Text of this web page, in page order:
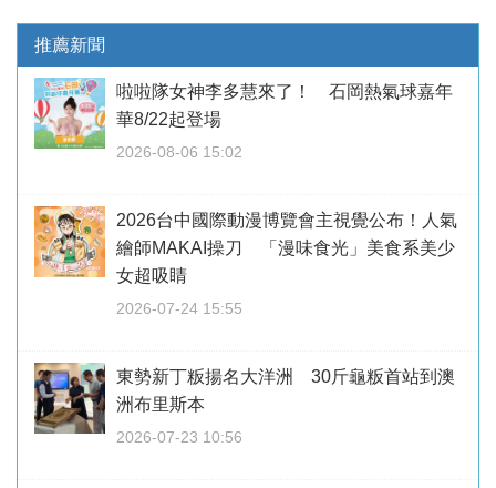
推薦新聞
啦啦隊女神李多慧來了！ 石岡熱氣球嘉年
華8/22起登場
2026-08-06 15:02
2026台中國際動漫博覽會主視覺公布！人氣
繪師MAKAI操刀 「漫味食光」美食系美少
女超吸睛
2026-07-24 15:55
東勢新丁粄揚名大洋洲 30斤龜粄首站到澳
洲布里斯本
2026-07-23 10:56